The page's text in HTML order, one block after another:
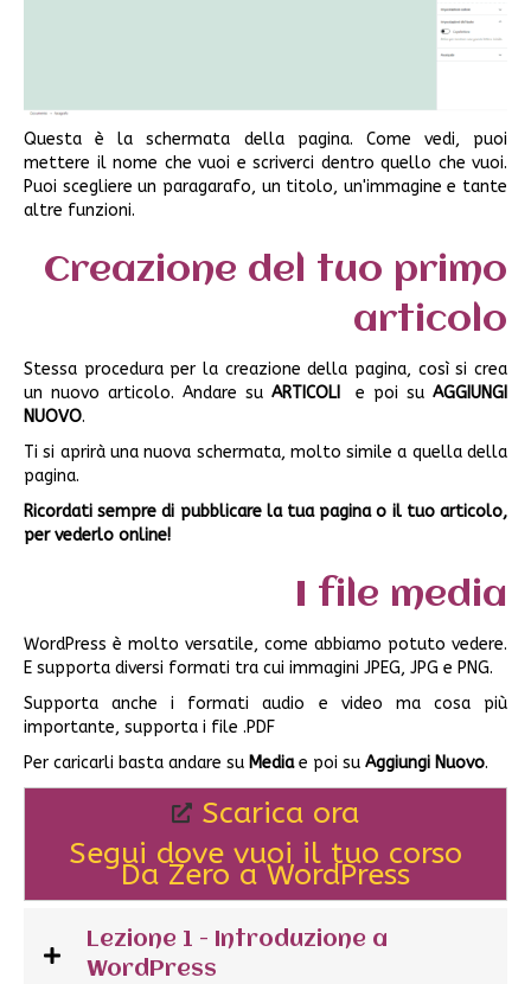
Questa è la schermata della pagina. Come vedi, puoi
mettere il nome che vuoi e scriverci dentro quello che vuoi.
Puoi scegliere un paragarafo, un titolo, un'immagine e tante
altre funzioni.
Creazione del tuo primo
articolo
Stessa procedura per la creazione della pagina, così si crea
un nuovo articolo. Andare su ARTICOLI e poi su AGGIUNGI
NUOVO.
Ti si aprirà una nuova schermata, molto simile a quella della
pagina.
Ricordati sempre di pubblicare la tua pagina o il tuo articolo,
per vederlo online!
I file media
WordPress è molto versatile, come abbiamo potuto vedere.
E supporta diversi formati tra cui immagini JPEG, JPG e PNG.
Supporta anche i formati audio e video ma cosa più
importante, supporta i file .PDF
Per caricarli basta andare su Mediae poi su Aggiungi Nuovo.
Scarica ora
Segui dove vuoi il tuo corso
Da Zero a WordPress
Lezione 1 - Introduzione a
WordPress